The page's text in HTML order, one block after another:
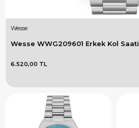
Wesse
Wesse WWG209601 Erkek Kol Saati
6.520,00 TL